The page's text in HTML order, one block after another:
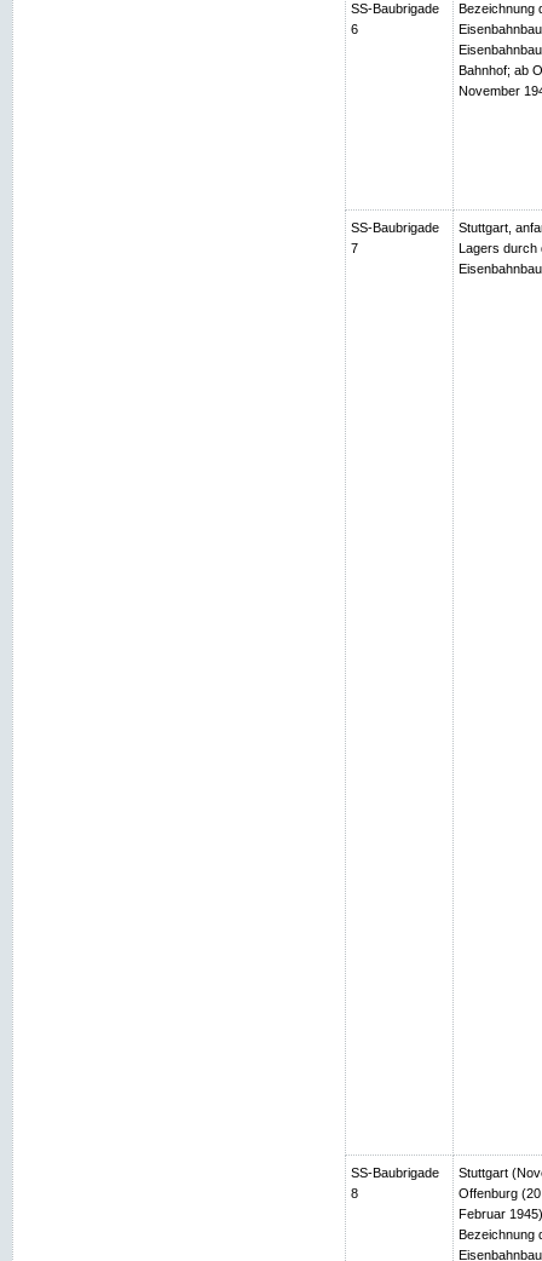
SS-Baubrigade
6
Bezeichnung
Bahnhof; ab
November
SS-Baubrigade
7
Stuttgart,
Lagers durch
SS-Baubrigade
8
Stuttgart
Offenburg
Februar
Bezeichnung